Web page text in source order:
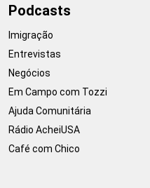
Podcasts
Imigração
Entrevistas
Negócios
Em Campo com Tozzi
Ajuda Comunitária
Rádio AcheiUSA
Café com Chico